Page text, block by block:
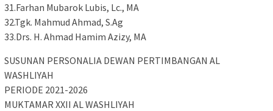
31.Farhan Mubarok Lubis, Lc., MA
32.Tgk. Mahmud Ahmad, S.Ag
33.Drs. H. Ahmad Hamim Azizy, MA
SUSUNAN PERSONALIA DEWAN PERTIMBANGAN AL
WASHLIYAH
PERIODE 2021-2026
MUKTAMAR XXII AL WASHLIYAH